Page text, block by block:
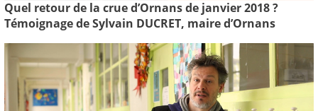
Quel retour de la crue d’Ornans de janvier 2018 ?
Témoignage de Sylvain DUCRET, maire d’Ornans